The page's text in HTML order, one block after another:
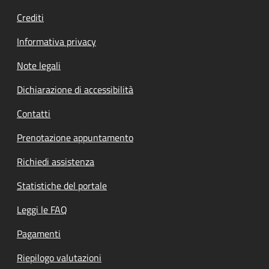
Crediti
Informativa privacy
Note legali
Dichiarazione di accessibilità
Contatti
Prenotazione appuntamento
Richiedi assistenza
Statistiche del portale
Leggi le FAQ
Pagamenti
Riepilogo valutazioni